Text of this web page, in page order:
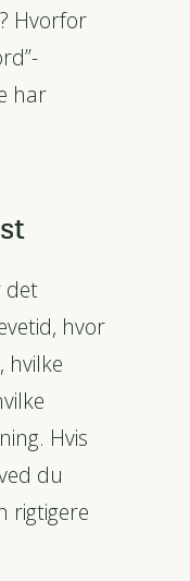
Hvorfor
har
det
hvor
hvilke
Hvis
du
rigtigere